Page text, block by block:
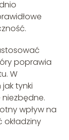
poprawia
W
tynki
wpływ na